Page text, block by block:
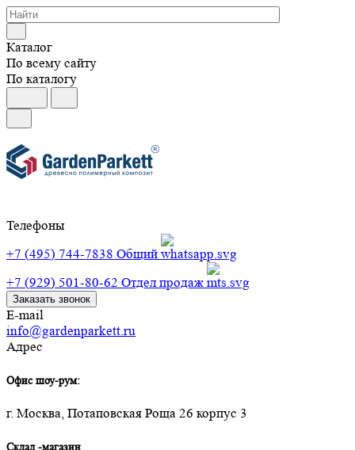
Каталог
По всему сайту
По каталогу
Телефоны
+7 (495) 744-7838 Общий
+7 (929) 501-80-62 Отдел продаж
Заказать звонок
E-mail
info@gardenparkett.ru
Адрес
Офис шоу-рум:
г. Москва, Потаповская Роща 26 корпус 3
Склад -магазин